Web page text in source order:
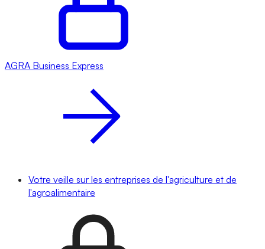
AGRA Business Express
Votre veille sur les entreprises de l'agriculture et de
l'agroalimentaire